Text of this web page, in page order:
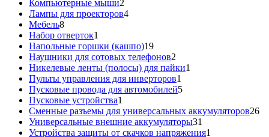
товаров
Компьютерные мыши2
товара
Лампы для проекторов44
Мебель88
товаров
Набор отверток1
товар
Напольные горшки (кашпо)1919
товаров
Наушники для сотовых телефонов2
товара
Никелевые ленты (полосы) для пайки1
Пульты управления для инверторов1
товар
Пусковые провода для автомобилей55
Пусковые устройства1
товар
Сменные разъемы для универсальных аккумуляторов2626
Универсальные внешние аккумуляторы31
товар
Устройства защиты от скачков напряжения1